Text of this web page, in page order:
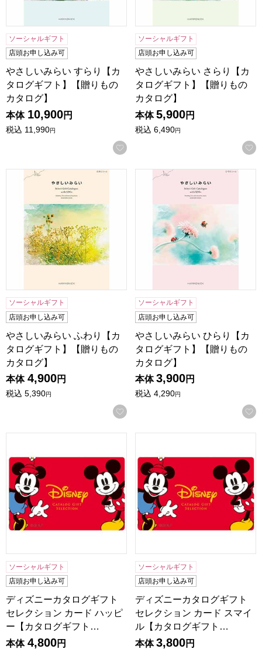
ソーシャルギフト
店頭お申し込み可
やさしいみらい すらり【カ
タログギフト】【贈りもの
カタログ】
本体 10,900円
税込 11,990円
お気に入りに登録する
ソーシャルギフト
店頭お申し込み可
やさしいみらい さらり【カ
タログギフト】【贈りもの
カタログ】
本体 5,900円
税込 6,490円
やさしいみらい ふわり【カタログギフト】【贈りものカタ
ソーシャルギフト
店頭お申し込み可
やさしいみらい ふわり【カ
タログギフト】【贈りもの
カタログ】
本体 4,900円
税込 5,390円
お気に入りに登録する
やさしいみらい ひらり【カ
ソーシャルギフト
店頭お申し込み可
やさしいみらい ひらり【カ
タログギフト】【贈りもの
カタログ】
本体 3,900円
税込 4,290円
ソーシャルギフト
店頭お申し込み可
ディズニーカタログギフト
セレクション カード ハッピ
ー【カタログギフト…
本体 4,800円
ソーシャルギフト
店頭お申し込み可
ディズニーカタログギフト
セレクション カード スマイ
ル【カタログギフト…
本体 3,800円